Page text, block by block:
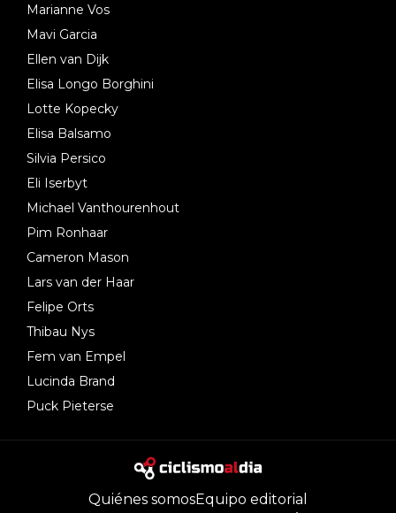
Marianne Vos
Mavi Garcia
Ellen van Dijk
Elisa Longo Borghini
Lotte Kopecky
Elisa Balsamo
Silvia Persico
Eli Iserbyt
Michael Vanthourenhout
Pim Ronhaar
Cameron Mason
Lars van der Haar
Felipe Orts
Thibau Nys
Fem van Empel
Lucinda Brand
Puck Pieterse
Quiénes somosEquipo editorial